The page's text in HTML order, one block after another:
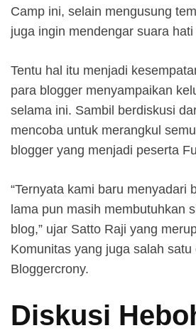
Camp ini, selain mengusung
juga ingin mendengar suara
Tentu hal itu menjadi
para blogger menyampaikan
selama ini. Sambil berdiskusi
mencoba untuk merangkul
blogger yang menjadi peserta
“Ternyata kami baru menyadari
lama pun masih membutuhkan
blog,” ujar Satto Raji yang
Komunitas yang juga salah satu
Bloggercrony.
Diskusi